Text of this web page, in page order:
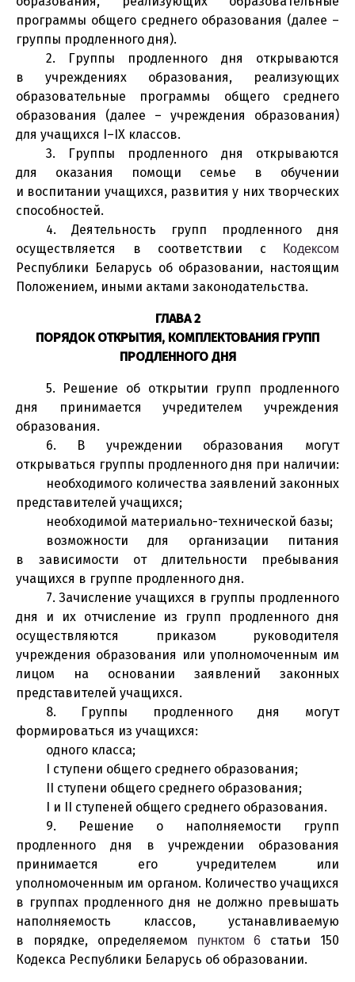
программы общего среднего образования (далее –
группы продленного дня).
2. Группы продленного дня открываются
в учреждениях образования, реализующих
образовательные программы общего среднего
образования (далее – учреждения образования)
для учащихся I–IX классов.
3. Группы продленного дня открываются
для оказания помощи семье в обучении
и воспитании учащихся, развития у них творческих
способностей.
4. Деятельность групп продленного дня
осуществляется в соответствии с
Кодексом
Республики Беларусь об образовании, настоящим
Положением, иными актами законодательства.
ГЛАВА 2
ПОРЯДОК ОТКРЫТИЯ, КОМПЛЕКТОВАНИЯ ГРУПП
ПРОДЛЕННОГО ДНЯ
5. Решение об открытии групп продленного
дня принимается учредителем учреждения
образования.
6. В учреждении образования могут
открываться группы продленного дня при наличии:
необходимого количества заявлений законных
представителей учащихся;
необходимой материально-технической базы;
возможности для организации питания
в зависимости от длительности пребывания
учащихся в группе продленного дня.
7. Зачисление учащихся в группы продленного
дня и их отчисление из групп продленного дня
осуществляются приказом руководителя
учреждения образования или уполномоченным им
лицом на основании заявлений законных
представителей учащихся.
8. Группы продленного дня могут
формироваться из учащихся:
одного класса;
I ступени общего среднего образования;
II ступени общего среднего образования;
I и II ступеней общего среднего образования.
9. Решение о наполняемости групп
продленного дня в учреждении образования
принимается его учредителем или
уполномоченным им органом. Количество учащихся
в группах продленного дня не должно превышать
наполняемость классов, устанавливаемую
в порядке, определяемом
пунктом 6 статьи 150
Кодекса Республики Беларусь об образовании.